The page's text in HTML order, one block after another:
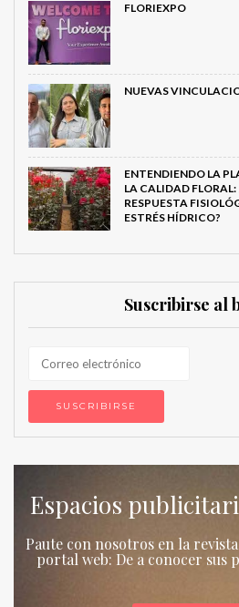
FLORIEXPO
NUEVAS
ENTENDIENDO LA
LA CALIDAD
RESPUESTA
ESTRÉS HÍDRICO?
Suscribirse al
Espacios
Paute con nosotros en la
portal web: De a conocer sus